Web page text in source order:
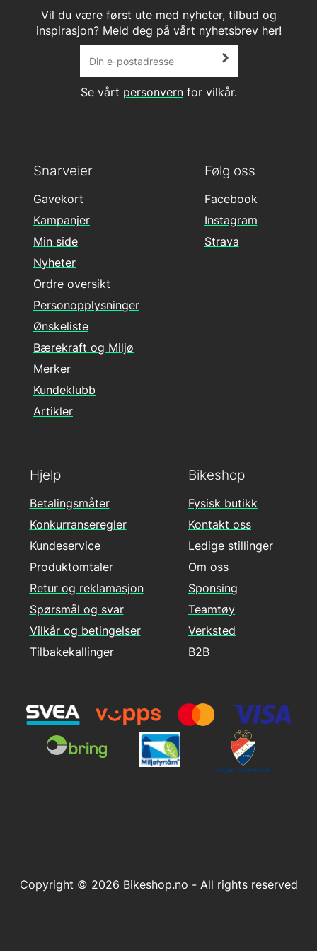
Vil du være først ute med nyheter, tilbud og
inspirasjon? Meld deg på vårt nyhetsbrev her!
Se vårt personvernfor vilkår.
Følg oss
Facebook
Instagram
Strava
Hjelp
Betalingsmåter
Konkurranseregler
Kundeservice
Produktomtaler
Retur og reklamasjon
Spørsmål og svar
Vilkår og betingelser
Tilbakekallinger
Snarveier
Gavekort
Kampanjer
Min side
Nyheter
Ordre oversikt
Personopplysninger
Ønskeliste
Bærekraft og Miljø
Merker
Kundeklubb
Artikler
Bikeshop
Fysisk butikk
Kontakt oss
Ledige stillinger
Om oss
Sponsing
Teamtøy
Verksted
B2B
Copyright © 2026 Bikeshop.no - All rights reserved